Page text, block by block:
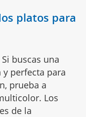
platos para
Si buscas una
y perfecta para
prueba a
Los
de la